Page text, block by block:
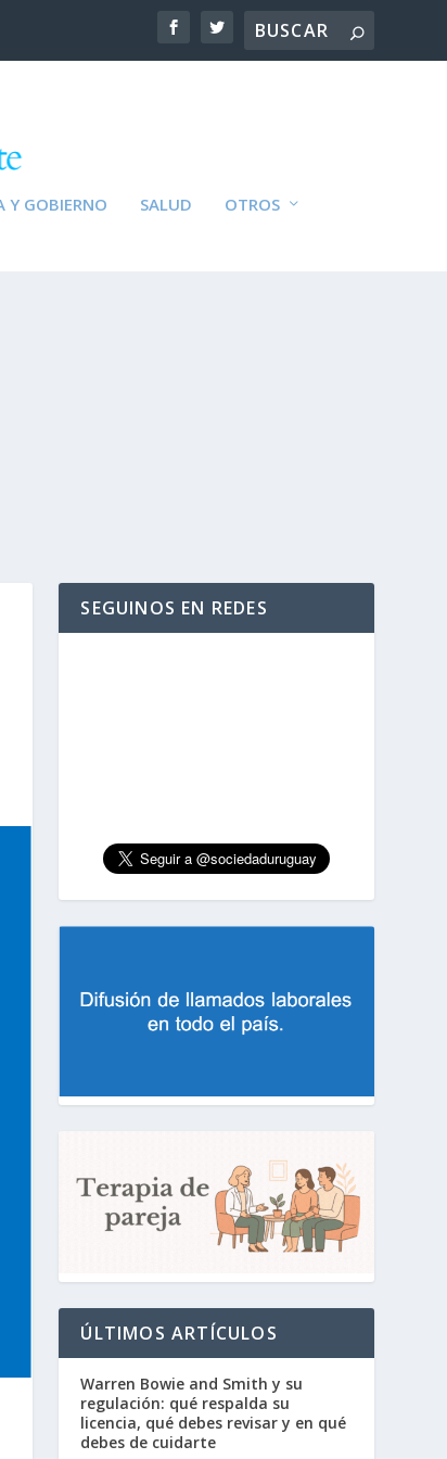
Y GOBIERNO SALUD OTROS
SEGUINOS EN REDES
ÚLTIMOS ARTÍCULOS
Warren Bowie and Smith y su
regulación: qué respalda su
licencia, qué debes revisar y en qué
debes de cuidarte